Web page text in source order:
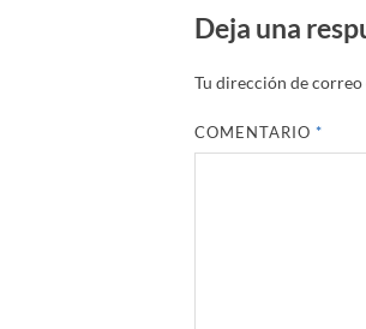
Deja una
Tu dirección de
COMENTARIO *